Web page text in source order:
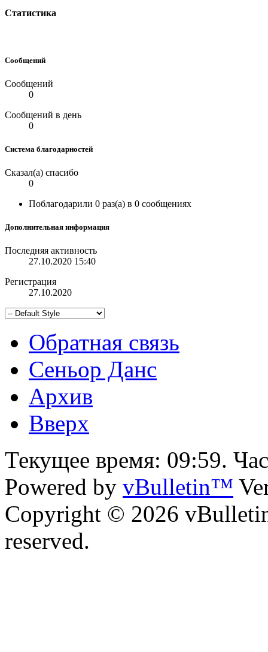
Статистика
Сообщений
Сообщений
0
Сообщений в день
0
Система благодарностей
Сказал(а) спасибо
0
Поблагодарили 0 раз(а) в 0 сообщениях
Дополнительная информация
Последняя активность
27.10.2020 15:40
Регистрация
27.10.2020
Обратная связь
Сеньор Данс
Архив
Вверх
Текущее время: 09:59.
Powered by vBulletin™
Copyright © 2026
reserved.